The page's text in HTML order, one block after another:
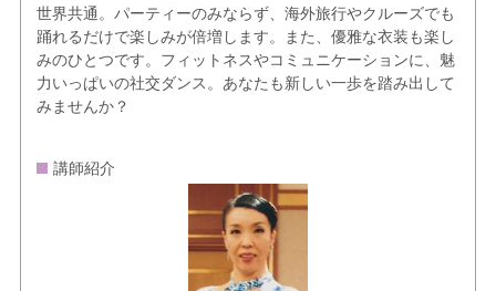
世界共通。パーティーのみならず、海外旅行やクルーズでも
踊れるだけで楽しみが倍増します。また、優雅な衣装も楽し
みのひとつです。フィットネスやコミュニケーションに、魅
力いっぱいの社交ダンス。あなたも新しい一歩を踏み出して
みませんか？
講師紹介